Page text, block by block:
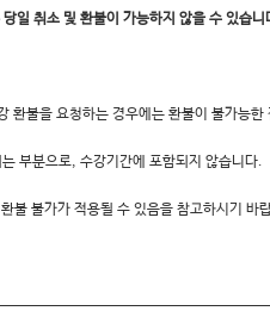
일 취소 및 환불이 가능하지 않을 수 있습
환불을 요청하는 경우에는 환불이 불가능한
부분으로, 수강기간에 포함되지 않습니다.
불 불가가 적용될 수 있음을 참고하시기 바